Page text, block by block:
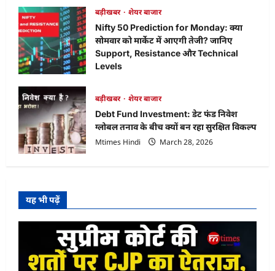
स्टेटस
और
जानें
लेटेस्ट
GMP,
Listing
बड़ीखबर
शेयर बाजार
Nifty 50 Prediction for Monday: क्या
सोमवार को मार्केट में आएगी तेजी? जानिए
Support, Resistance और Technical
Levels
बड़ीखबर
शेयर बाजार
Debt Fund Investment: डेट फंड निवेश
ग्लोबल तनाव के बीच क्यों बन रहा सुरक्षित विकल्प
Mtimes Hindi
March 28, 2026
यह भी पढ़ें